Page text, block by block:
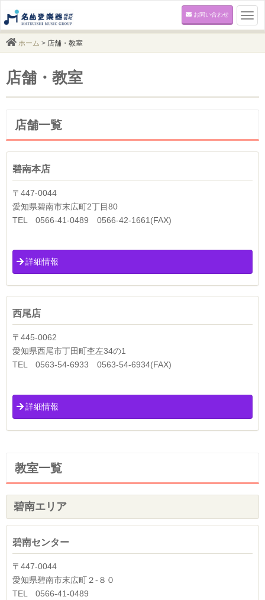
お問い合わせ
ホーム > 店舗・教室
店舗・教室
店舗一覧
碧南本店
〒447-0044
愛知県碧南市末広町2丁目80
TEL 0566-41-0489 0566-42-1661(FAX)
詳細情報
西尾店
〒445-0062
愛知県西尾市丁田町杢左34の1
TEL 0563-54-6933 0563-54-6934(FAX)
詳細情報
教室一覧
碧南エリア
碧南センター
〒447-0044
愛知県碧南市末広町２-８０
TEL 0566-41-0489